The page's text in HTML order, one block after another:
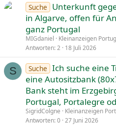
Suche
Unterkunft
in Algarve, offen für
ganz Portugal
MIGdaniel
Kleinanzeigen
Antworten 2 18 Juli 2026
S Suche Ich suche eine
eine Autositzbank
Bank steht im
Portugal, Portalegre
SigridColgne
Kleinanzeigen
Antworten 0 27 Juni 2026